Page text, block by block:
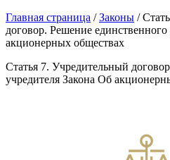
Главная страница /Законы /
договор. Решение
акционерных обществах
Статья 7. Учредительный
учредителя Закона Об